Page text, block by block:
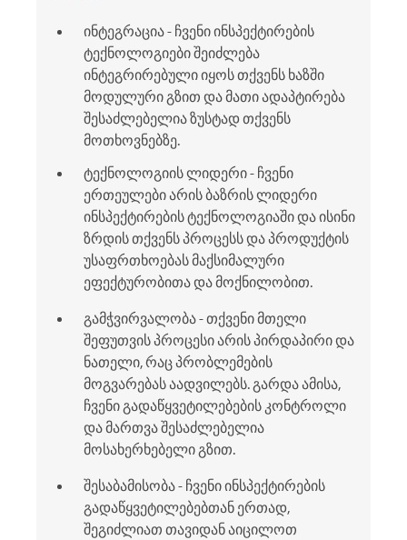
ინტეგრაცია - ჩვენი ინსპექტირების
ტექნოლოგიები შეიძლება
ინტეგრირებული იყოს თქვენს ხაზში
მოდულური გზით და მათი ადაპტირება
შესაძლებელია ზუსტად თქვენს
მოთხოვნებზე.
ტექნოლოგიის ლიდერი - ჩვენი
ერთეულები არის ბაზრის ლიდერი
ინსპექტირების ტექნოლოგიაში და ისინი
ზრდის თქვენს პროცესს და პროდუქტის
უსაფრთხოებას მაქსიმალური
ეფექტურობითა და მოქნილობით.
გამჭვირვალობა - თქვენი მთელი
შეფუთვის პროცესი არის პირდაპირი და
ნათელი, რაც პრობლემების
მოგვარებას აადვილებს. გარდა ამისა,
ჩვენი გადაწყვეტილებების კონტროლი
და მართვა შესაძლებელია
მოსახერხებელი გზით.
შესაბამისობა - ჩვენი ინსპექტირების
გადაწყვეტილებებთან ერთად,
შეგიძლიათ თავიდან აიცილოთ